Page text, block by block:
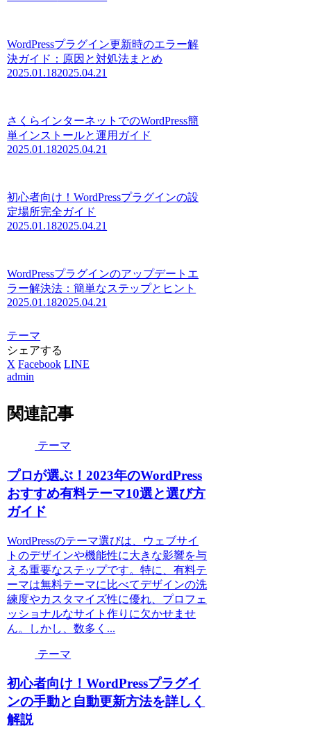
WordPressプラグイン更新時のエラー解
決ガイド：原因と対処法まとめ
2025.01.182025.04.21
さくらインターネットでのWordPress簡
単インストールと運用ガイド
2025.01.182025.04.21
初心者向け！WordPressプラグインの設
定場所完全ガイド
2025.01.182025.04.21
WordPressプラグインのアップデートエ
ラー解決法：簡単なステップとヒント
2025.01.182025.04.21
テーマ
シェアする
X Facebook LINE
admin
関連記事
テーマ
プロが選ぶ！2023年のWordPress
おすすめ有料テーマ10選と選び方
ガイド
WordPressのテーマ選びは、ウェブサイ
トのデザインや機能性に大きな影響を与
える重要なステップです。特に、有料テ
ーマは無料テーマに比べてデザインの洗
練度やカスタマイズ性に優れ、プロフェ
ッショナルなサイト作りに欠かせませ
ん。しかし、数多く...
テーマ
初心者向け！WordPressプラグイ
ンの手動と自動更新方法を詳しく
解説